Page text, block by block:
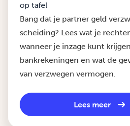
op tafel
Bang dat je partner geld
scheiding? Lees wat je
wanneer je inzage kunt
bankrekeningen en wat de
van verzwegen vermogen.
Lees meer